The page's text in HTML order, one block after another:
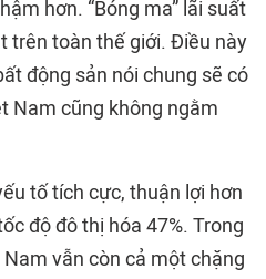
hơn. “Bóng ma” lãi suất
trên toàn thế giới. Điều này
động sản nói chung sẽ có
Nam cũng không ngằm
tố tích cực, thuận lợi hơn
độ đô thị hóa 47%. Trong
vẫn còn cả một chặng